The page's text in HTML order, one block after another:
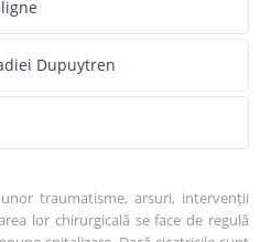
Dupuytren
traumatisme, arsuri, intervenții
lor chirurgicală se face de regulă